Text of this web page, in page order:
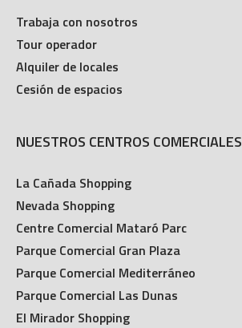
Trabaja con nosotros
Tour operador
Alquiler de locales
Cesión de espacios
NUESTROS CENTROS COMERCIALES
La Cañada Shopping
Nevada Shopping
Centre Comercial Mataró Parc
Parque Comercial Gran Plaza
Parque Comercial Mediterráneo
Parque Comercial Las Dunas
El Mirador Shopping